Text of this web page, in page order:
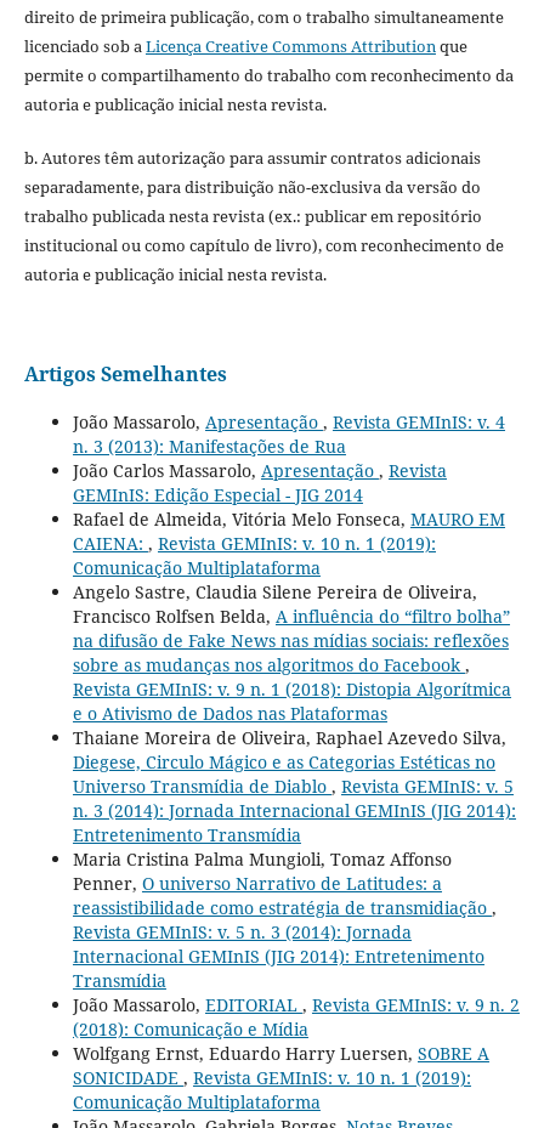
direito de primeira publicação, com o trabalho simultaneamente
licenciado sob a Licença Creative Commons Attribution que
permite o compartilhamento do trabalho com reconhecimento da
autoria e publicação inicial nesta revista.
b. Autores têm autorização para assumir contratos adicionais
separadamente, para distribuição não-exclusiva da versão do
trabalho publicada nesta revista (ex.: publicar em repositório
institucional ou como capítulo de livro), com reconhecimento de
autoria e publicação inicial nesta revista.
Artigos Semelhantes
João Massarolo, Apresentação , Revista GEMInIS: v. 4
n. 3 (2013): Manifestações de Rua
João Carlos Massarolo, Apresentação , Revista
GEMInIS: Edição Especial - JIG 2014
Rafael de Almeida, Vitória Melo Fonseca, MAURO EM
CAIENA: , Revista GEMInIS: v. 10 n. 1 (2019):
Comunicação Multiplataforma
Angelo Sastre, Claudia Silene Pereira de Oliveira,
Francisco Rolfsen Belda, A influência do “filtro bolha”
na difusão de Fake News nas mídias sociais: reflexões
sobre as mudanças nos algoritmos do Facebook ,
Revista GEMInIS: v. 9 n. 1 (2018): Distopia Algorítmica
e o Ativismo de Dados nas Plataformas
Thaiane Moreira de Oliveira, Raphael Azevedo Silva,
Diegese, Circulo Mágico e as Categorias Estéticas no
Universo Transmídia de Diablo , Revista GEMInIS: v. 5
n. 3 (2014): Jornada Internacional GEMInIS (JIG 2014):
Entretenimento Transmídia
Maria Cristina Palma Mungioli, Tomaz Affonso
Penner, O universo Narrativo de Latitudes: a
reassistibilidade como estratégia de transmidiação ,
Revista GEMInIS: v. 5 n. 3 (2014): Jornada
Internacional GEMInIS (JIG 2014): Entretenimento
Transmídia
João Massarolo, EDITORIAL , Revista GEMInIS: v. 9 n. 2
(2018): Comunicação e Mídia
Wolfgang Ernst, Eduardo Harry Luersen, SOBRE A
SONICIDADE , Revista GEMInIS: v. 10 n. 1 (2019):
Comunicação Multiplataforma